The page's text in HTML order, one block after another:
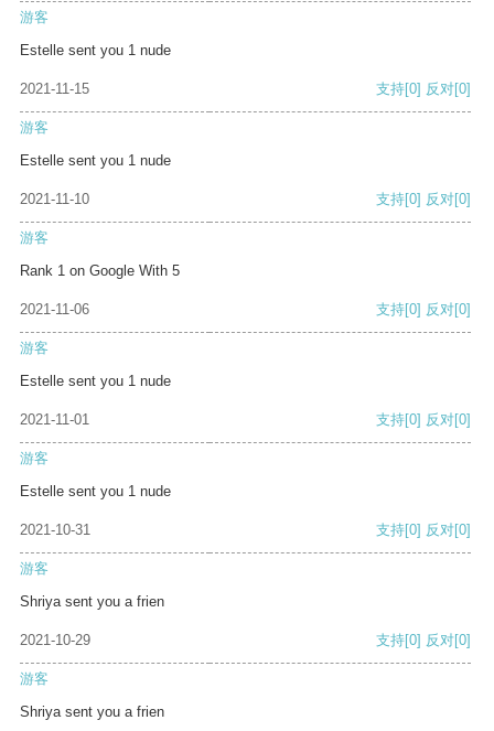
游客
Estelle sent you 1 nude
2021-11-15 支持[0] 反对[0]
游客
Estelle sent you 1 nude
2021-11-10 支持[0] 反对[0]
游客
Rank 1 on Google With 5
2021-11-06 支持[0] 反对[0]
游客
Estelle sent you 1 nude
2021-11-01 支持[0] 反对[0]
游客
Estelle sent you 1 nude
2021-10-31 支持[0] 反对[0]
游客
Shriya sent you a frien
2021-10-29 支持[0] 反对[0]
游客
Shriya sent you a frien